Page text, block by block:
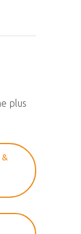
plus
&